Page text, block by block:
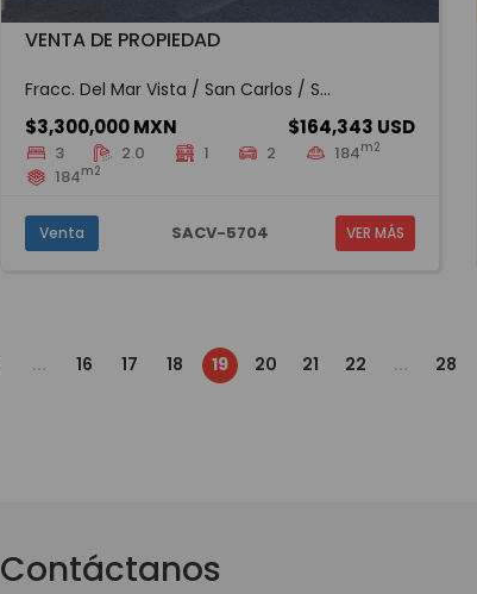
VENTA DE PROPIEDAD
Fracc. Del Mar Vista / San Carlos / S...
$3,300,000 MXN $164,343 USD
3 2.0 1 2 184m2
184m2
Venta SACV-5704 VER MÁS
... 16 17 18 19 20 21 22 ... 28
Contáctanos